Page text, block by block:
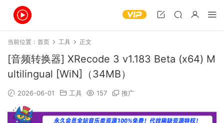
当前位置： 首页 工具 正文
[音频转换器] XRecode 3 v1.183 Beta (x64) M
ultilingual [WiN]（34MB）
2026-06-01 工具 157 推广